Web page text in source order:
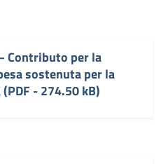
Contributo per la
sostenuta per la
- 274.50 kB)